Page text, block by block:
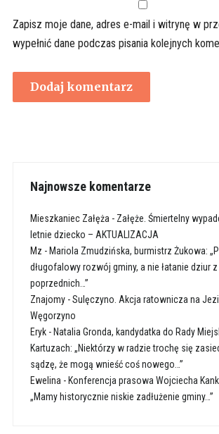
Zapisz moje dane, adres e-mail i witrynę w
wypełnić dane podczas pisania kolejnych
Najnowsze komentarze
Mieszkaniec Załęża - Załęże. Śmiertelny
letnie dziecko – AKTUALIZACJA
Mz - Mariola Zmudzińska, burmistrz Żukowa:
długofalowy rozwój gminy, a nie łatanie dziur
poprzednich…”
Znajomy-Sulęczyno. Akcja ratownicza na
Węgorzyno
Eryk- Natalia Gronda, kandydatka do Rady
Kartuzach: „Niektórzy w radzie trochę się
sądzę, że mogą wnieść coś nowego…”
Ewelina - Konferencja prasowa Wojciecha
„Mamy historycznie niskie zadłużenie gminy…”